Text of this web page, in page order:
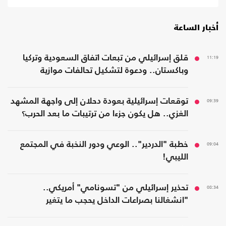
أخبار الساعة
11:19
قلق إسرائيلي من تبعات اتفاق السعودية وتركيا
وباكستان.. ودعوة لتشكيل تحالفات موازية
09:39
توقعات إسرائيلية بعودة دحلان إلى واجهة المشهد
الغزي.. هل يكون جزءا من ترتيبات ما بعد الحرب؟
09:04
خطبة "الدردير".. الوعي ودور النخبة في المجتمع
الليبي!
08:34
تحذير إسرائيلي من "تسونامي" أمريكي..
"انشغالنا بصراعات الداخل يحجب ما يتغير